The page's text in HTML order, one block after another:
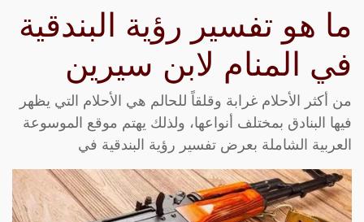
ما هو تفسير رؤية البندقية
في المنام لابن سيرين
من أكثر الأحلام غرابة وقلقاً للحالم هي الأحلام التي يظهر
فيها البنادق بمختلف أنواعها، ولذلك يهتم موقع الموسوعة
العربية الشاملة بعرض تفسير رؤية البندقية في